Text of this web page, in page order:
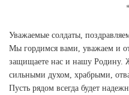
Уважаемые солдаты,
Мы гордимся вами, уважаем и
защищаете нас и нашу Родину.
сильными духом, храбрыми,
Пусть рядом всегда будет